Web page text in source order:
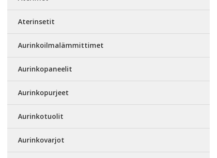
Aterinsetit
Aurinkoilmalämmittimet
Aurinkopaneelit
Aurinkopurjeet
Aurinkotuolit
Aurinkovarjot